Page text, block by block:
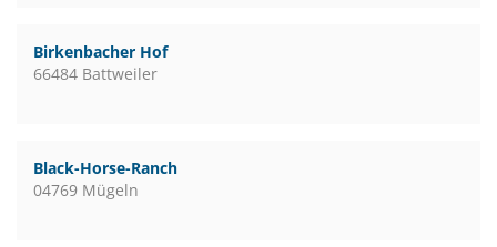
Birkenbacher Hof
66484 Battweiler
Black-Horse-Ranch
04769 Mügeln